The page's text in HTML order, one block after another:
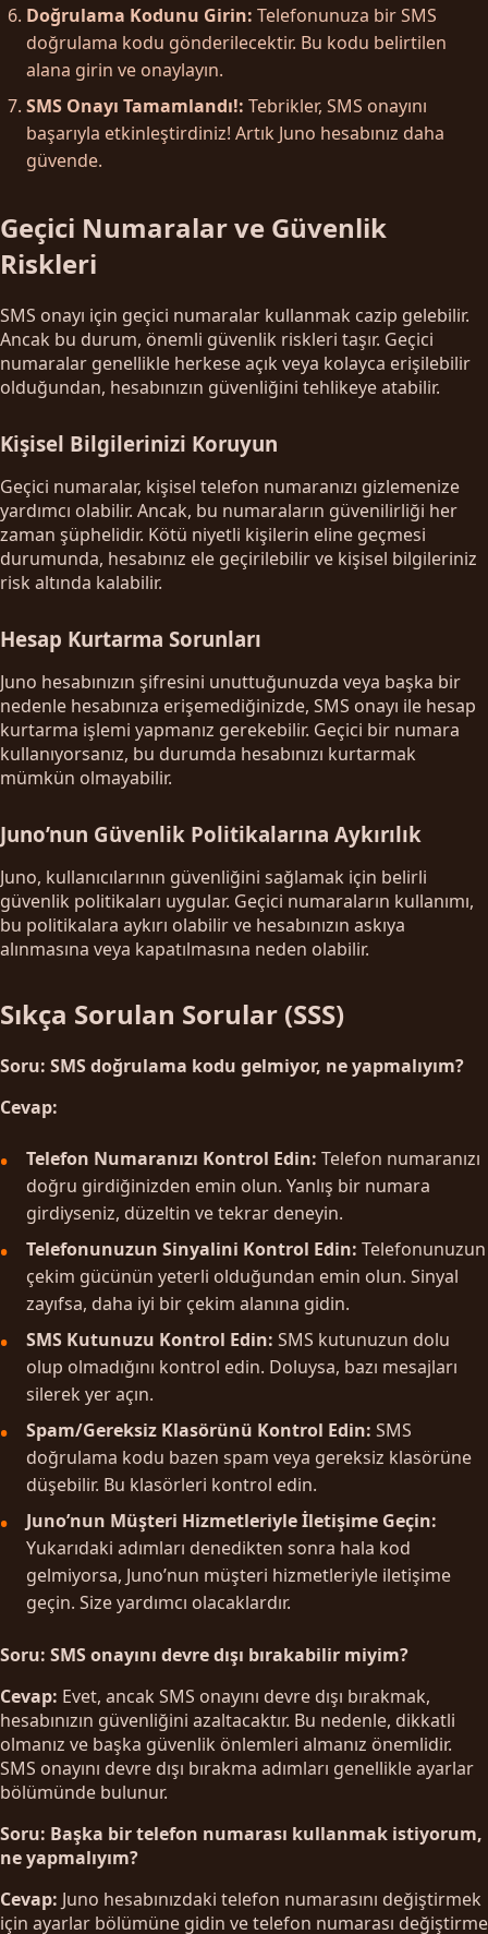
Doğrulama Kodunu Girin: Telefonunuza bir SMS
doğrulama kodu gönderilecektir. Bu kodu belirtilen
alana girin ve onaylayın.
SMS Onayı Tamamlandı!: Tebrikler, SMS onayını
başarıyla etkinleştirdiniz! Artık Juno hesabınız daha
güvende.
Geçici Numaralar ve Güvenlik
Riskleri
SMS onayı için geçici numaralar kullanmak cazip gelebilir.
Ancak bu durum, önemli güvenlik riskleri taşır. Geçici
numaralar genellikle herkese açık veya kolayca erişilebilir
olduğundan, hesabınızın güvenliğini tehlikeye atabilir.
Kişisel Bilgilerinizi Koruyun
Geçici numaralar, kişisel telefon numaranızı gizlemenize
yardımcı olabilir. Ancak, bu numaraların güvenilirliği her
zaman şüphelidir. Kötü niyetli kişilerin eline geçmesi
durumunda, hesabınız ele geçirilebilir ve kişisel bilgileriniz
risk altında kalabilir.
Hesap Kurtarma Sorunları
Juno hesabınızın şifresini unuttuğunuzda veya başka bir
nedenle hesabınıza erişemediğinizde, SMS onayı ile hesap
kurtarma işlemi yapmanız gerekebilir. Geçici bir numara
kullanıyorsanız, bu durumda hesabınızı kurtarmak
mümkün olmayabilir.
Juno’nun Güvenlik Politikalarına Aykırılık
Juno, kullanıcılarının güvenliğini sağlamak için belirli
güvenlik politikaları uygular. Geçici numaraların kullanımı,
bu politikalara aykırı olabilir ve hesabınızın askıya
alınmasına veya kapatılmasına neden olabilir.
Sıkça Sorulan Sorular (SSS)
Soru: SMS doğrulama kodu gelmiyor, ne yapmalıyım?
Cevap:
Telefon Numaranızı Kontrol Edin: Telefon numaranızı
doğru girdiğinizden emin olun. Yanlış bir numara
girdiyseniz, düzeltin ve tekrar deneyin.
Telefonunuzun Sinyalini Kontrol Edin: Telefonunuzun
çekim gücünün yeterli olduğundan emin olun. Sinyal
zayıfsa, daha iyi bir çekim alanına gidin.
SMS Kutunuzu Kontrol Edin: SMS kutunuzun dolu
olup olmadığını kontrol edin. Doluysa, bazı mesajları
silerek yer açın.
Spam/Gereksiz Klasörünü Kontrol Edin: SMS
doğrulama kodu bazen spam veya gereksiz klasörüne
düşebilir. Bu klasörleri kontrol edin.
Juno’nun Müşteri Hizmetleriyle İletişime Geçin:
Yukarıdaki adımları denedikten sonra hala kod
gelmiyorsa, Juno’nun müşteri hizmetleriyle iletişime
geçin. Size yardımcı olacaklardır.
Soru: SMS onayını devre dışı bırakabilir miyim?
Cevap: Evet, ancak SMS onayını devre dışı bırakmak,
hesabınızın güvenliğini azaltacaktır. Bu nedenle, dikkatli
olmanız ve başka güvenlik önlemleri almanız önemlidir.
SMS onayını devre dışı bırakma adımları genellikle ayarlar
bölümünde bulunur.
Soru: Başka bir telefon numarası kullanmak istiyorum,
ne yapmalıyım?
Cevap: Juno hesabınızdaki telefon numarasını değiştirmek
için ayarlar bölümüne gidin ve telefon numarası değiştirme